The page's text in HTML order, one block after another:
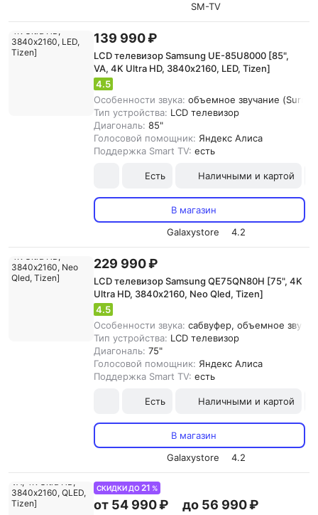
SM-TV
139 990 ₽
LCD телевизор Samsung UE-85U8000 [85",
VA, 4K Ultra HD, 3840х2160, LED, Tizen]
4.5
Особенности звука: объемное звучание
Тип устройства: LCD телевизор
Диагональ: 85"
Голосовой помощник: Яндекс Алиса
Поддержка Smart TV: есть
Есть Наличными и картой
В магазин
Galaxystore
4.2
229 990 ₽
LCD телевизор Samsung QE75QN80H [75", 4K
Ultra HD, 3840х2160, Neo Qled, Tizen]
4.5
Особенности звука: сабвуфер, объемное
Тип устройства: LCD телевизор
Диагональ: 75"
Голосовой помощник: Яндекс Алиса
Поддержка Smart TV: есть
Есть Наличными и картой
В магазин
Galaxystore
4.2
СКИДКИ ДО21 %
от 54 990 ₽ до 56 990 ₽